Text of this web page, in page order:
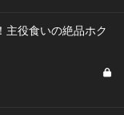
主役食いの絶品ホク